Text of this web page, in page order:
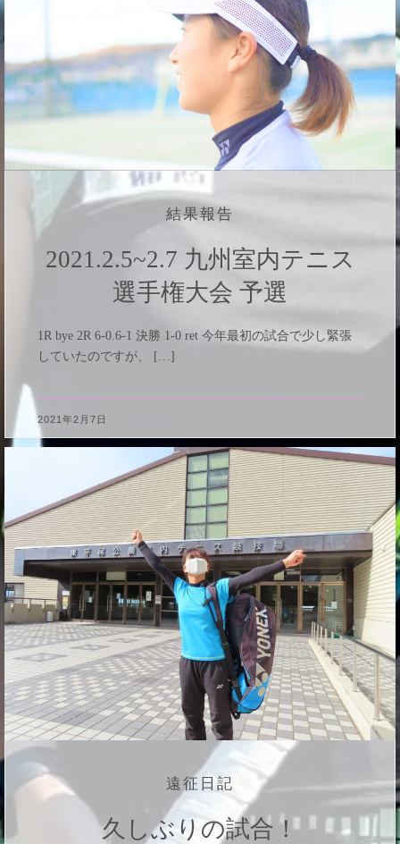
結果報告
2021.2.5~2.7 九州室内テニス
選手権大会 予選
1R bye 2R 6-0.6-1 決勝 1-0 ret 今年最初の試合で少し緊張
していたのですが、 […]
2021年2月7日
遠征日記
久しぶりの試合！